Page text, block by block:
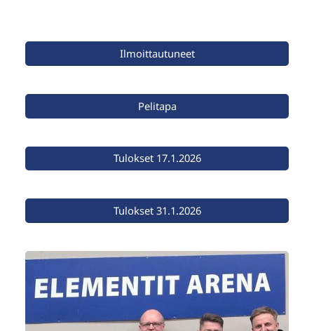
Ilmoittautuneet
Pelitapa
Tulokset 17.1.2026
Tulokset 31.1.2026